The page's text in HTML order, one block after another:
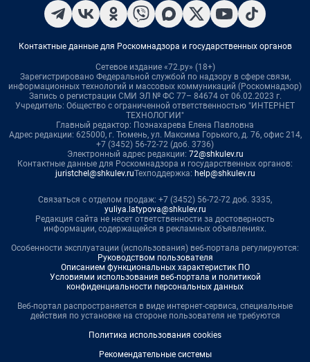
Контактные данные для Роскомнадзора и государственных органов
Сетевое издание «72.ру» (18+)
Зарегистрировано Федеральной службой по надзору в сфере связи,
информационных технологий и массовых коммуникаций (Роскомнадзор)
Запись о регистрации СМИ ЭЛ № ФС 77– 84674 от 06.02.2023 г.
Учредитель: Общество с ограниченной ответственностью "ИНТЕРНЕТ
ТЕХНОЛОГИИ"
Главный редактор: Познахарева Елена Павловна
Адрес редакции: 625000, г. Тюмень, ул. Максима Горького, д. 76, офис 214,
+7 (3452) 56-72-72 (доб. 3736)
Электронный адрес редакции: 72@shkulev.ru
Контактные данные для Роскомнадзора и государственных органов:
juristchel@shkulev.ruТехподдержка: help@shkulev.ru
Связаться с отделом продаж: +7 (3452) 56-72-72 доб. 3335,
yuliya.latypova@shkulev.ru
Редакция сайта не несет ответственности за достоверность
информации, содержащейся в рекламных объявлениях.
Особенности эксплуатации (использования) веб-портала регулируются:
Руководством пользователя
Описанием функциональных характеристик ПО
Условиями использования веб-портала и политикой
конфиденциальности персональных данных
Веб-портал распространяется в виде интернет-сервиса, специальные
действия по установке на стороне пользователя не требуются
Политика использования cookies
Рекомендательные системы